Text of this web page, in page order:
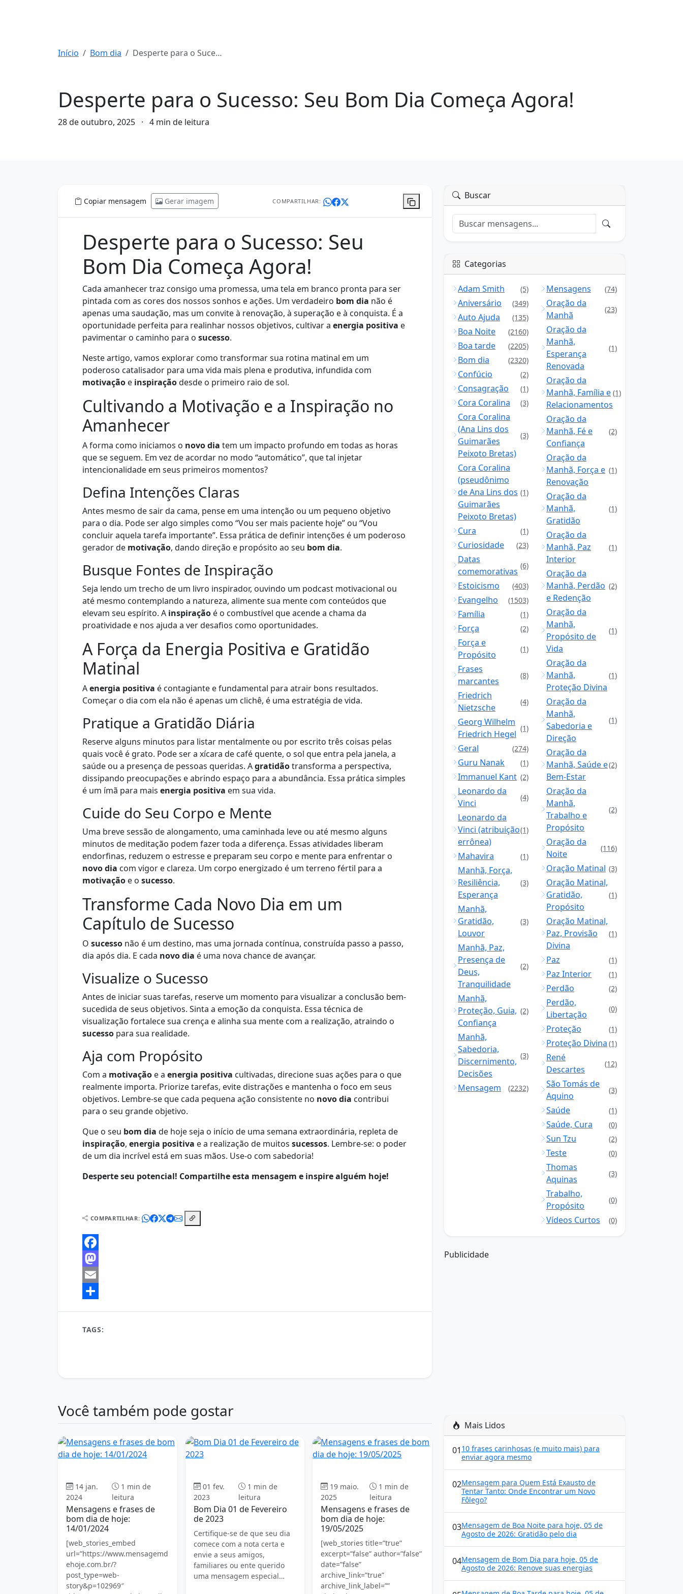
Início Bom dia Desperte para o Sucesso: Seu Bom Dia Começa Agora!
Desperte para o Sucesso: Seu Bom Dia Começa Agora!
28 de outubro, 2025 · 4 min de leitura
Copiar mensagem Gerar imagem COMPARTILHAR:
Desperte para o Sucesso: Seu
Bom Dia Começa Agora!
Cada amanhecer traz consigo uma promessa, uma tela em branco pronta para ser
pintada com as cores dos nossos sonhos e ações. Um verdadeiro bom dia não é
apenas uma saudação, mas um convite à renovação, à superação e à conquista. É a
oportunidade perfeita para realinhar nossos objetivos, cultivar a energia positiva e
pavimentar o caminho para o sucesso.
Neste artigo, vamos explorar como transformar sua rotina matinal em um
poderoso catalisador para uma vida mais plena e produtiva, infundida com
motivação e inspiraçãodesde o primeiro raio de sol.
Cultivando a Motivação e a Inspiração no
Amanhecer
A forma como iniciamos o novo dia tem um impacto profundo em todas as horas
que se seguem. Em vez de acordar no modo “automático”, que tal injetar
intencionalidade em seus primeiros momentos?
Defina Intenções Claras
Antes mesmo de sair da cama, pense em uma intenção ou um pequeno objetivo
para o dia. Pode ser algo simples como “Vou ser mais paciente hoje” ou “Vou
concluir aquela tarefa importante”. Essa prática de definir intenções é um poderoso
gerador de motivação, dando direção e propósito ao seu bom dia.
Busque Fontes de Inspiração
Seja lendo um trecho de um livro inspirador, ouvindo um podcast motivacional ou
até mesmo contemplando a natureza, alimente sua mente com conteúdos que
elevam seu espírito. A inspiração é o combustível que acende a chama da
proatividade e nos ajuda a ver desafios como oportunidades.
A Força da Energia Positiva e Gratidão
Matinal
Aenergia positiva é contagiante e fundamental para atrair bons resultados.
Começar o dia com ela não é apenas um clichê, é uma estratégia de vida.
Pratique a Gratidão Diária
Reserve alguns minutos para listar mentalmente ou por escrito três coisas pelas
quais você é grato. Pode ser a xícara de café quente, o sol que entra pela janela, a
saúde ou a presença de pessoas queridas. Agratidãotransforma a perspectiva,
dissipando preocupações e abrindo espaço para a abundância. Essa prática simples
é um ímã para mais energia positiva em sua vida.
Cuide do Seu Corpo e Mente
Uma breve sessão de alongamento, uma caminhada leve ou até mesmo alguns
minutos de meditação podem fazer toda a diferença. Essas atividades liberam
endorfinas, reduzem o estresse e preparam seu corpo e mente para enfrentar o
novo dia com vigor e clareza. Um corpo energizado é um terreno fértil para a
motivação e o sucesso.
Transforme Cada Novo Dia em um
Capítulo de Sucesso
O sucesso não é um destino, mas uma jornada contínua, construída passo a passo,
dia após dia. E cada novo dia é uma nova chance de avançar.
Visualize o Sucesso
Antes de iniciar suas tarefas, reserve um momento para visualizar a conclusão bem-
sucedida de seus objetivos. Sinta a emoção da conquista. Essa técnica de
visualização fortalece sua crença e alinha sua mente com a realização, atraindo o
sucesso para sua realidade.
Aja com Propósito
Com a motivação e a energia positiva cultivadas, direcione suas ações para o que
realmente importa. Priorize tarefas, evite distrações e mantenha o foco em seus
objetivos. Lembre-se que cada pequena ação consistente no novo dia contribui
para o seu grande objetivo.
Que o seu bom dia de hoje seja o início de uma semana extraordinária, repleta de
inspiração, energia positiva e a realização de muitos sucessos. Lembre-se: o poder
de um dia incrível está em suas mãos. Use-o com sabedoria!
Desperte seu potencial! Compartilhe esta mensagem e inspire alguém hoje!
COMPARTILHAR:
Facebook
Mastodon
Email
TAGS:
Você também pode gostar
14 jan.
2024
1 min de
leitura
Mensagens e frases de
bom dia de hoje:
14/01/2024
[web_stories_embed
url=”https://www.mensagemd
ehoje.com.br/?
post_type=web-
story&p=102969″
01 fev.
2023
1 min de
leitura
Bom Dia 01 de Fevereiro
de 2023
Certifique-se de que seu dia
comece com a nota certa e
envie a seus amigos,
familiares ou ente querido
uma mensagem especial…
19 maio.
2025
1 min de
leitura
Mensagens e frases de
bom dia de hoje:
19/05/2025
[web_stories title=”true”
excerpt=”false” author=”false”
date=”false”
archive_link=”true”
archive_link_label=””
Buscar
Categorias
Adam Smith (5)
Aniversário (349)
Auto Ajuda (135)
Boa Noite (2160)
Boa tarde (2205)
Bom dia (2320)
Confúcio (2)
Consagração (1)
Cora Coralina (3)
Cora Coralina
(Ana Lins dos
Guimarães
Peixoto Bretas)
(3)
Cora Coralina
(pseudônimo
de Ana Lins dos
Guimarães
Peixoto Bretas)
(1)
Cura (1)
Curiosidade (23)
Datas
comemorativas
(6)
Estoicismo (403)
Evangelho (1503)
Família (1)
Força (2)
Força e
Propósito
(1)
Frases
marcantes
(8)
Friedrich
Nietzsche
(4)
Georg Wilhelm
Friedrich Hegel
(1)
Geral (274)
Guru Nanak (1)
Immanuel Kant (2)
Leonardo da
Vinci
(4)
Leonardo da
Vinci (atribuição
errônea)
(1)
Mahavira (1)
Manhã, Força,
Resiliência,
Esperança
(3)
Manhã,
Gratidão,
Louvor
(3)
Manhã, Paz,
Presença de
Deus,
Tranquilidade
(2)
Manhã,
Proteção, Guia,
Confiança
(2)
Manhã,
Sabedoria,
Discernimento,
Decisões
(3)
Mensagem (2232)
Mensagens (74)
Oração da
Manhã
(23)
Oração da
Manhã,
Esperança
Renovada
(1)
Oração da
Manhã, Família e
Relacionamentos
(1)
Oração da
Manhã, Fé e
Confiança
(2)
Oração da
Manhã, Força e
Renovação
(1)
Oração da
Manhã,
Gratidão
(1)
Oração da
Manhã, Paz
Interior
(1)
Oração da
Manhã, Perdão
e Redenção
(2)
Oração da
Manhã,
Propósito de
Vida
(1)
Oração da
Manhã,
Proteção Divina
(1)
Oração da
Manhã,
Sabedoria e
Direção
(1)
Oração da
Manhã, Saúde e
Bem-Estar
(2)
Oração da
Manhã,
Trabalho e
Propósito
(2)
Oração da
Noite
(116)
Oração Matinal (3)
Oração Matinal,
Gratidão,
Propósito
(1)
Oração Matinal,
Paz, Provisão
Divina
(1)
Paz (1)
Paz Interior (1)
Perdão (2)
Perdão,
Libertação
(0)
Proteção (1)
Proteção Divina (1)
René
Descartes
(12)
São Tomás de
Aquino
(3)
Saúde (1)
Saúde, Cura (0)
Sun Tzu (2)
Teste (0)
Thomas
Aquinas
(3)
Trabalho,
Propósito
(0)
Vídeos Curtos (0)
Publicidade
Mais Lidos
01 10 frases carinhosas (e muito mais) para
enviar agora mesmo
02Mensagem para Quem Está Exausto de
Tentar Tanto: Onde Encontrar um Novo
Fôlego?
03Mensagem de Boa Noite para hoje, 05 de
Agosto de 2026: Gratidão pelo dia
04Mensagem de Bom Dia para hoje, 05 de
Agosto de 2026: Renove suas energias